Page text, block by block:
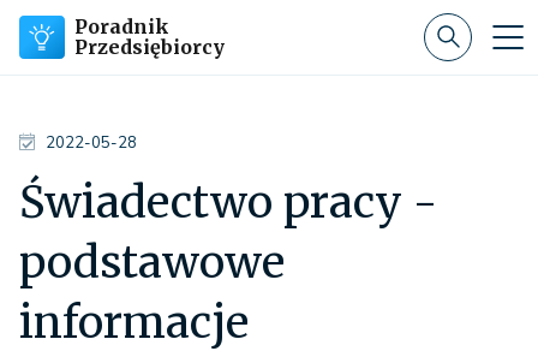
Poradnik
Przedsiębiorcy
2022-05-28
Świadectwo pracy -
podstawowe
informacje